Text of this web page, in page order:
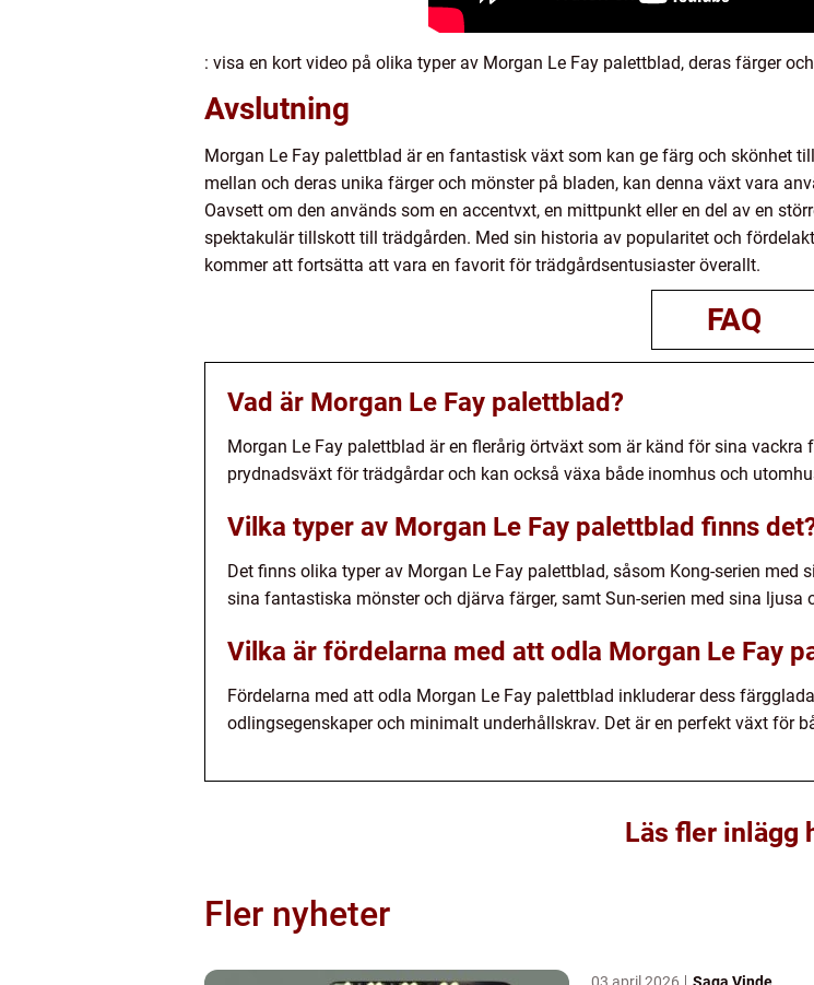
: visa en kort video på olika typer av Morgan Le Fay palettblad, deras färger
Avslutning
Morgan Le Fay palettblad är en fantastisk växt som kan ge färg och skönhet
mellan och deras unika färger och mönster på bladen, kan denna växt vara
Oavsett om den används som en accentvxt, en mittpunkt eller en del av en
spektakulär tillskott till trädgården. Med sin historia av popularitet och
kommer att fortsätta att vara en favorit för trädgårdsentusiaster överallt.
FAQ
Vad är Morgan Le Fay palettblad?
Morgan Le Fay palettblad är en flerårig örtväxt som är känd för sina
prydnadsväxt för trädgårdar och kan också växa både inomhus och
Vilka typer av Morgan Le Fay palettblad finns
Det finns olika typer av Morgan Le Fay palettblad, såsom Kong-serien med
sina fantastiska mönster och djärva färger, samt Sun-serien med sina ljusa
Vilka är fördelarna med att odla Morgan Le Fay
Fördelarna med att odla Morgan Le Fay palettblad inkluderar dess
odlingsegenskaper och minimalt underhållskrav. Det är en perfekt växt för
Läs fler inlägg
Fler nyheter